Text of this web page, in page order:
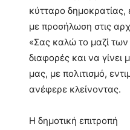
κύτταρο δημοκρατίας,
με προσήλωση στις
«Σας καλώ το μαζί
διαφορές και να γίνει
μας, με πολιτισμό,
ανέφερε κλείνοντας.
Η δημοτική επιτροπή